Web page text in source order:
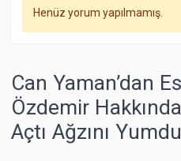
Henüz yorum yapılmamış.
Can Yaman’dan
Özdemir
Açtı Ağzını